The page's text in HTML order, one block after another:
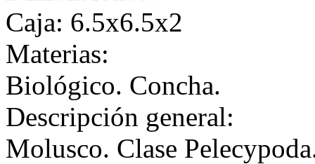
Caja: 6.5x6.5x2
Materias:
Biológico. Concha.
Descripción general:
Molusco. Clase